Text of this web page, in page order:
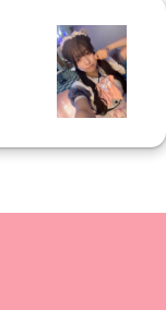
カウント
カウント公式アカウント
んFacebook公式アカウン
ーみんYouTube公式アカ